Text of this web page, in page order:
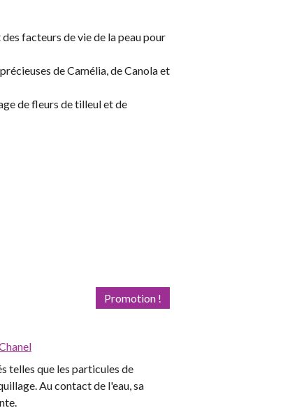
facteurs de vie de la peau pour
de Camélia, de Canola et
de fleurs de tilleul et de
Promotion !
telles que les particules de
Au contact de l'eau, sa